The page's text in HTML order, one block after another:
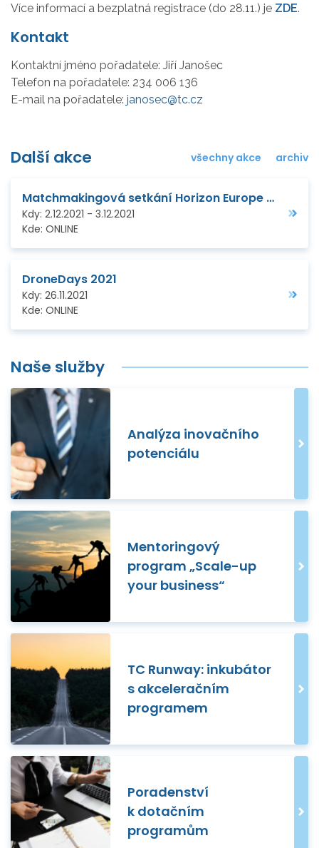
Více informací a bezplatná registrace (do 28.11.) je ZDE.
Kontakt
Kontaktní jméno pořadatele: Jiří Janošec
Telefon na pořadatele: 234 006 136
E-mail na pořadatele: janosec@tc.cz
Další akce všechny akce archiv
Matchmakingová setkání Horizon Europe - Digital and Industry
Kdy: 2.12.2021 - 3.12.2021
Kde: ONLINE
DroneDays 2021
Kdy: 26.11.2021
Kde: ONLINE
Naše služby
Analýza inovačního
potenciálu
Mentoringový
program „Scale-up
your business“
TC Runway: inkubátor
s akceleračním
programem
Poradenství
k dotačním
programům